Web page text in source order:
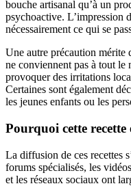
bouche artisanal qu’à un
psychoactive. L’impression
nécessairement ce qui se
Une autre précaution mérite
ne conviennent pas à tout le
provoquer des irritations
Certaines sont également
les jeunes enfants ou les
Pourquoi cette recette
La diffusion de ces recettes
forums spécialisés, les
et les réseaux sociaux ont